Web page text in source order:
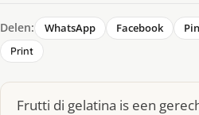
Delen: WhatsApp Facebook
Print
Frutti di gelatina is een